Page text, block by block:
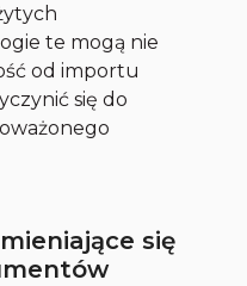
te mogą nie
od importu
się do
się